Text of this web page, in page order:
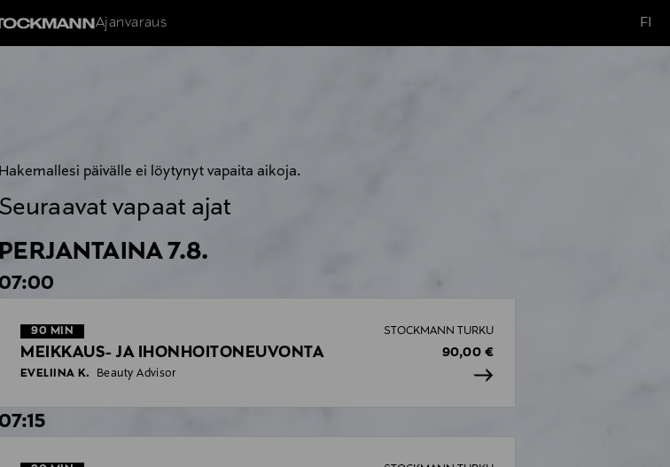
Ajanvaraus FI
Hakemallesi päivälle ei löytynyt vapaita aikoja.
Seuraavat vapaat ajat
PERJANTAINA 7.8.
90 MIN STOCKMANN TURKU
MEIKKAUS- JA IHONHOITONEUVONTA 90,00 €
EVELIINA K. Beauty Advisor